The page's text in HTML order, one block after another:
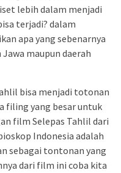
lebih dalam menjadi
terjadi? dalam
apa yang sebenarnya
maupun daerah
bisa menjadi totonan
filing yang besar untuk
film Selepas Tahlil dari
Indonesia adalah
sebagai tontonan yang
dari film ini coba kita